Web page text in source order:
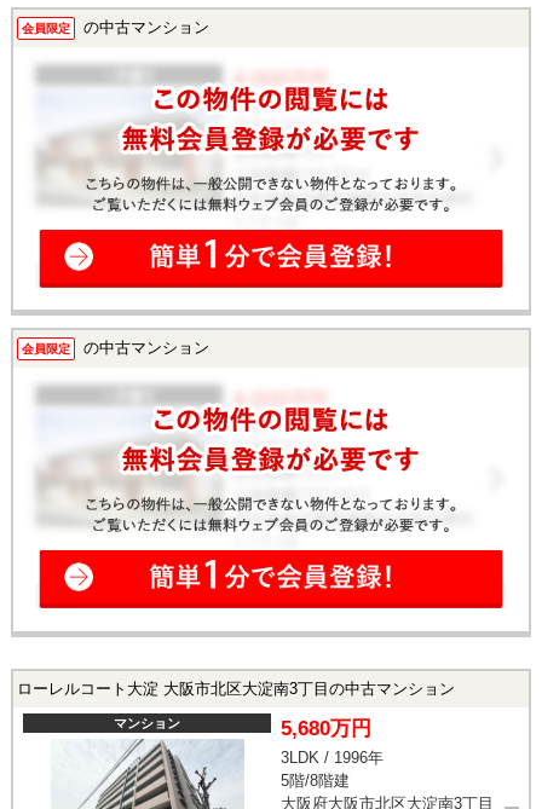
向きですので日中はずっと明るいですよ。 ■食洗器、床暖房、浴室暖房
乾燥機、自動湯張り機能付き ■各居室、廊下、LDKにそれぞれ収納があ
り便利ですよ。 ◆梅田までアクセス良好 ◆生活商業施設充実 ◆南向き、
日当り良好♪ ◆全居室に収納有 ◆防犯カメラ・オートロック有 ◆宅配ボッ
クス有 ◎ご案内・物件パンフレットのご請求はお気軽にどうぞ♪ ※当社で
はネットで他社様が広告している物件も同時に紹介・案内可能です。 併
せて内覧を希望される際は、物件名を担当者までお申し付け下さい。 ★
即日内覧可能物件！お好きな日時でご内覧可能！★ 当店までお電話いた
だくか、もしくは24時間対応可能「内覧予約・お問い合わせ」フォーム
よりお問い合わせ下さい！業務に精通したスタッフが丁寧に対応致しま
す。ご来店が困難な場合は、ご希望場所でのお待ち合わせも可能です。
会員限定 の中古マンション
会員限定 の中古マンション
ローレルコート大淀 大阪市北区大淀南3丁目の中古マンション
マンション 5,680万円
3LDK / 1996年
5階/8階建
大阪府大阪市北区大淀南3丁目